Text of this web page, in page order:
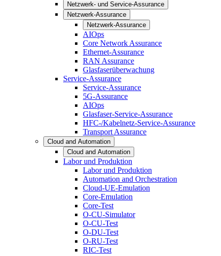
Netzwerk- und Service-Assurance
Netzwerk-Assurance
Netzwerk-Assurance
AIOps
Core Network Assurance
Ethernet-Assurance
RAN Assurance
Glasfaserüberwachung
Service-Assurance
Service-Assurance
5G-Assurance
AIOps
Glasfaser-Service-Assurance
HFC-/Kabelnetz-Service-Assurance
Transport Assurance
Cloud and Automation
Cloud and Automation
Labor und Produktion
Labor und Produktion
Automation and Orchestration
Cloud-UE-Emulation
Core-Emulation
Core-Test
O-CU-Simulator
O-CU-Test
O-DU-Test
O-RU-Test
RIC-Test